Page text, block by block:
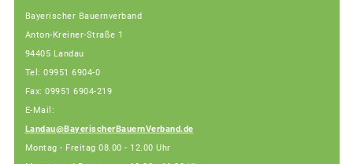
Bayerischer Bauernverband
Anton-Kreiner-Straße 1
94405 Landau
Tel: 09951 6904-0
Fax: 09951 6904-219
E-Mail:
Landau@BayerischerBauernVerband.de
Montag - Freitag 08.00 - 12.00 Uhr